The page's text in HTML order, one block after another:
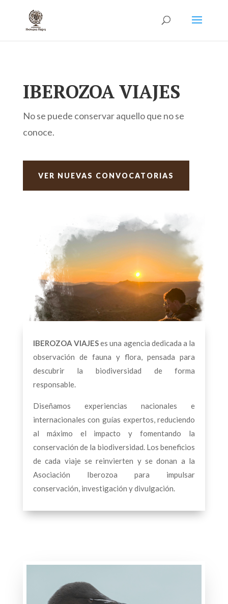
IBEROZOA VIAJES
No se puede conservar aquello que no se
conoce.
VER NUEVAS CONVOCATORIAS
IBEROZOA VIAJESes una agencia dedicada a la
observación de fauna y flora, pensada para
descubrir la biodiversidad de forma
responsable.
Diseñamos experiencias nacionales e
internacionales con guías expertos, reduciendo
al máximo el impacto y fomentando la
conservación de la biodiversidad. Los beneficios
de cada viaje se reinvierten y se donan a la
Asociación Iberozoa para impulsar
conservación, investigación y divulgación.